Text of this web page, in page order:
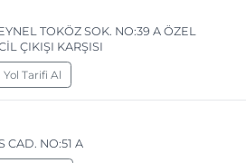
TOKÖZ SOK. NO:39 A ÖZEL
ÇIKIŞI KARŞISI
Yol Tarifi Al
CAD. NO:51 A